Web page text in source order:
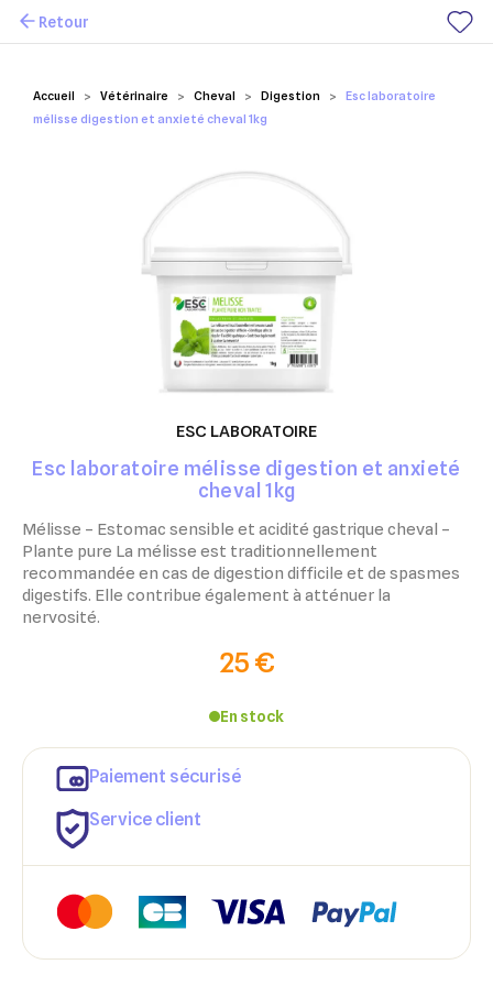
Mes favoris
Accueil Vétérinaire Cheval Digestion
Esc laboratoire
mélisse digestion et anxieté cheval 1kg
Retour
ESC LABORATOIRE
Esc laboratoire mélisse digestion et anxieté
cheval 1kg
Mélisse – Estomac sensible et acidité gastrique cheval –
Plante pure La mélisse est traditionnellement
recommandée en cas de digestion difficile et de spasmes
digestifs. Elle contribue également à atténuer la
nervosité.
25 €
En stock
Paiement sécurisé
Service client